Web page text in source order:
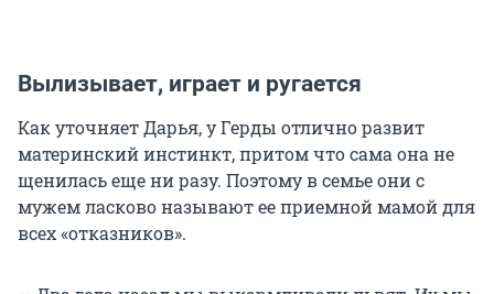
Вылизывает, играет и ругается
Как уточняет Дарья, у Герды отлично развит
материнский инстинкт, притом что сама она не
щенилась еще ни разу. Поэтому в семье они с
мужем ласково называют ее приемной мамой для
всех «отказников».